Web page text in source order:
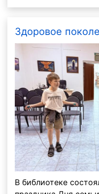
Здоровое
В библиотеке